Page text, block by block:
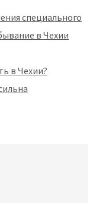
специального
в Чехии
в Чехии?